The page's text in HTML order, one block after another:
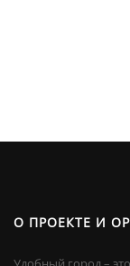
О ПРОЕКТЕ И